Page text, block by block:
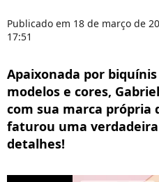
Publicado em 18 de março de
17:51
Apaixonada por
modelos e cores,
com sua marca própria
faturou uma
detalhes!